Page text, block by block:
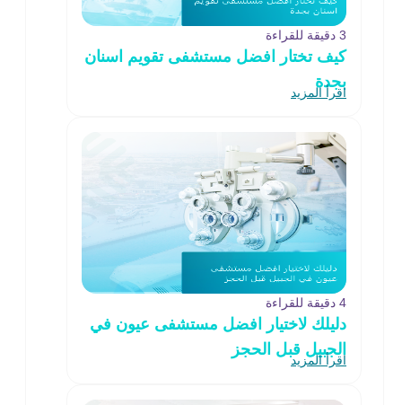
3 دقيقة للقراءة
كيف تختار افضل مستشفى تقويم اسنان
بجدة
اقرأ المزيد
4 دقيقة للقراءة
دليلك لاختيار افضل مستشفى عيون في
الجبيل قبل الحجز
اقرأ المزيد